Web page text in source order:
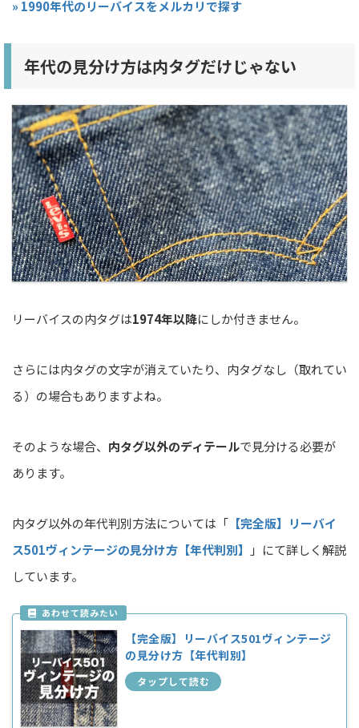
» 1990年代のリーバイスをメルカリで探す
年代の見分け方は内タグだけじゃない
リーバイスの内タグは1974年以降にしか付きません。
さらには内タグの文字が消えていたり、内タグなし（取れてい
る）の場合もありますよね。
そのような場合、 内タグ以外のディテールで見分ける必要が
あります。
内タグ以外の年代判別方法については「 【完全版】リーバイ
ス501ヴィンテージの見分け方【年代判別】
」にて詳しく解説
しています。
【完全版】リーバイス501ヴィンテージ
の見分け方【年代判別】